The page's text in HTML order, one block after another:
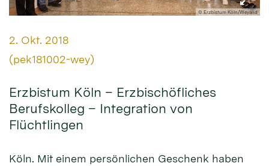
© Erzbistum Köln/Weyand
Datum:
2. Okt. 2018
Von:
(pek181002-wey)
Erzbistum Köln – Erzbischöfliches
Berufskolleg – Integration von
Flüchtlingen
Köln. Mit einem persönlichen Geschenk haben